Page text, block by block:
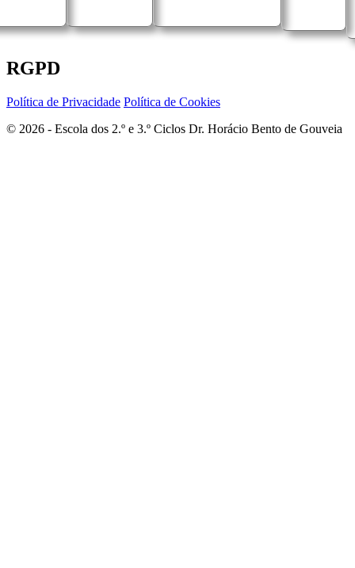
RGPD
Política de Privacidade Política de Cookies
© 2026 - Escola dos 2.º e 3.º Ciclos Dr. Horácio Bento de Gouveia